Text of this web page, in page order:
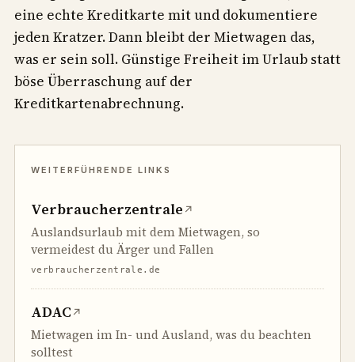
eine echte Kreditkarte mit und dokumentiere
jeden Kratzer. Dann bleibt der Mietwagen das,
was er sein soll. Günstige Freiheit im Urlaub statt
böse Überraschung auf der
Kreditkartenabrechnung.
Verbraucherzentrale ↗
Auslandsurlaub mit dem Mietwagen, so
vermeidest du Ärger und Fallen
verbraucherzentrale.de
ADAC ↗
Mietwagen im In- und Ausland, was du beachten
solltest